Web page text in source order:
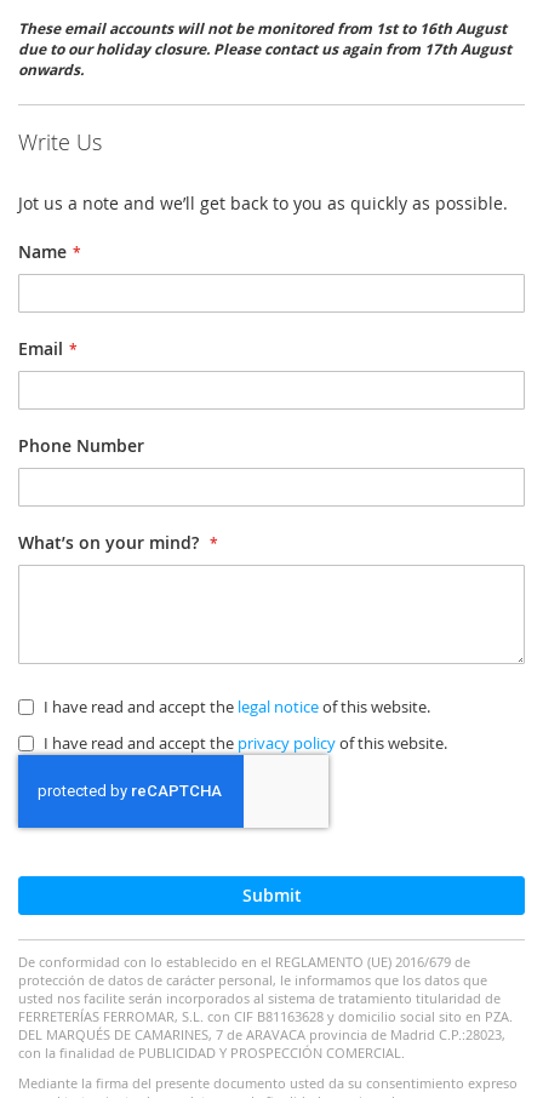
These email accounts will not be monitored from 1st to 16th August
due to our holiday closure. Please contact us again from 17th August
onwards.
Write Us
Jot us a note and we’ll get back to you as quickly as possible.
Name
Email
Phone Number
What’s on your mind?
I have read and accept the legal noticeof this website.
I have read and accept the privacy policyof this website.
Submit
De conformidad con lo establecido en el REGLAMENTO (UE) 2016/679 de
protección de datos de carácter personal, le informamos que los datos que
usted nos facilite serán incorporados al sistema de tratamiento titularidad de
FERRETERÍAS FERROMAR, S.L. con CIF B81163628 y domicilio social sito en PZA.
DEL MARQUÉS DE CAMARINES, 7 de ARAVACA provincia de Madrid C.P.:28023,
con la finalidad de PUBLICIDAD Y PROSPECCIÓN COMERCIAL.
Mediante la firma del presente documento usted da su consentimiento expreso